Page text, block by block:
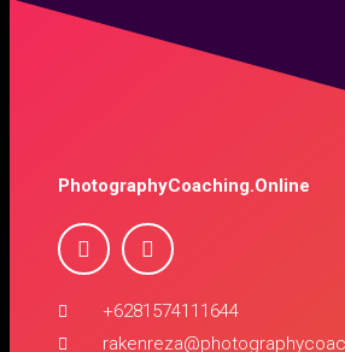
PhotographyCoaching.Online
+6281574111644